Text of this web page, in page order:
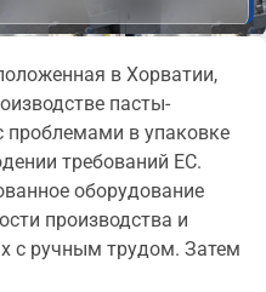
в Хорватии,
пасты-
проблемами в упаковке
требований ЕС.
оборудование
производства и
с ручным трудом. Затем